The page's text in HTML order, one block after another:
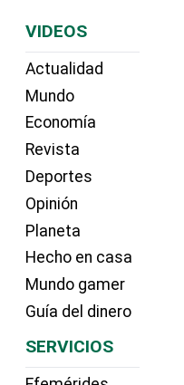
VIDEOS
Actualidad
Mundo
Economía
Revista
Deportes
Opinión
Planeta
Hecho en casa
Mundo gamer
Guía del dinero
SERVICIOS